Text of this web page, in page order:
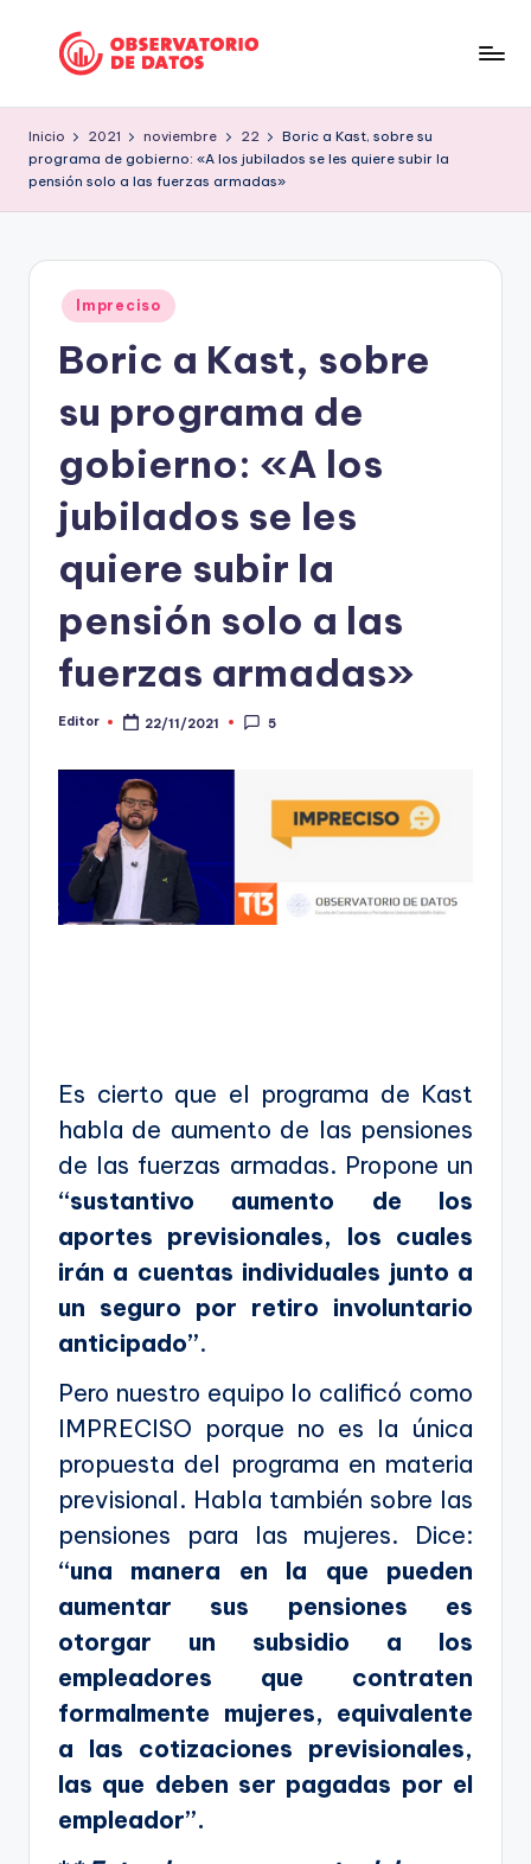
contenido
e
ri
o
d
D
a
C
free
but
sacred"
Charles
Scott
Inicio 2021 noviembre 22
Boric a Kast, sobre su
programa de gobierno: «A los jubilados se les quiere subir la
pensión solo a las fuerzas armadas»
Publicado
en
Impreciso
Boric a Kast, sobre
su programa de
gobierno: «A los
jubilados se les
quiere subir la
pensión solo a las
fuerzas armadas»
Publicado
Editor 22/11/2021 5
Es cierto que el programa de Kast
habla de aumento de las pensiones
de las fuerzas armadas. Propone un
“sustantivo aumento de los
aportes previsionales, los cuales
irán a cuentas individuales junto a
un seguro por retiro involuntario
anticipado”.
Pero nuestro equipo lo calificó como
IMPRECISO porque no es la única
propuesta del programa en materia
previsional. Habla también sobre las
pensiones para las mujeres. Dice:
“una manera en la que pueden
aumentar sus pensiones es
otorgar un subsidio a los
empleadores que contraten
formalmente mujeres, equivalente
a las cotizaciones previsionales,
las que deben ser pagadas por el
empleador”.